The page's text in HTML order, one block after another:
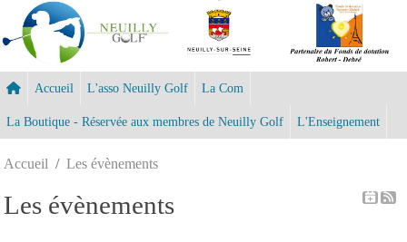
Accueil L'asso Neuilly Golf La Com
La Boutique - Réservée aux membres de Neuilly Golf L'Enseignement
Accueil Les évènements
Les évènements
Panneau de gestion des cookies